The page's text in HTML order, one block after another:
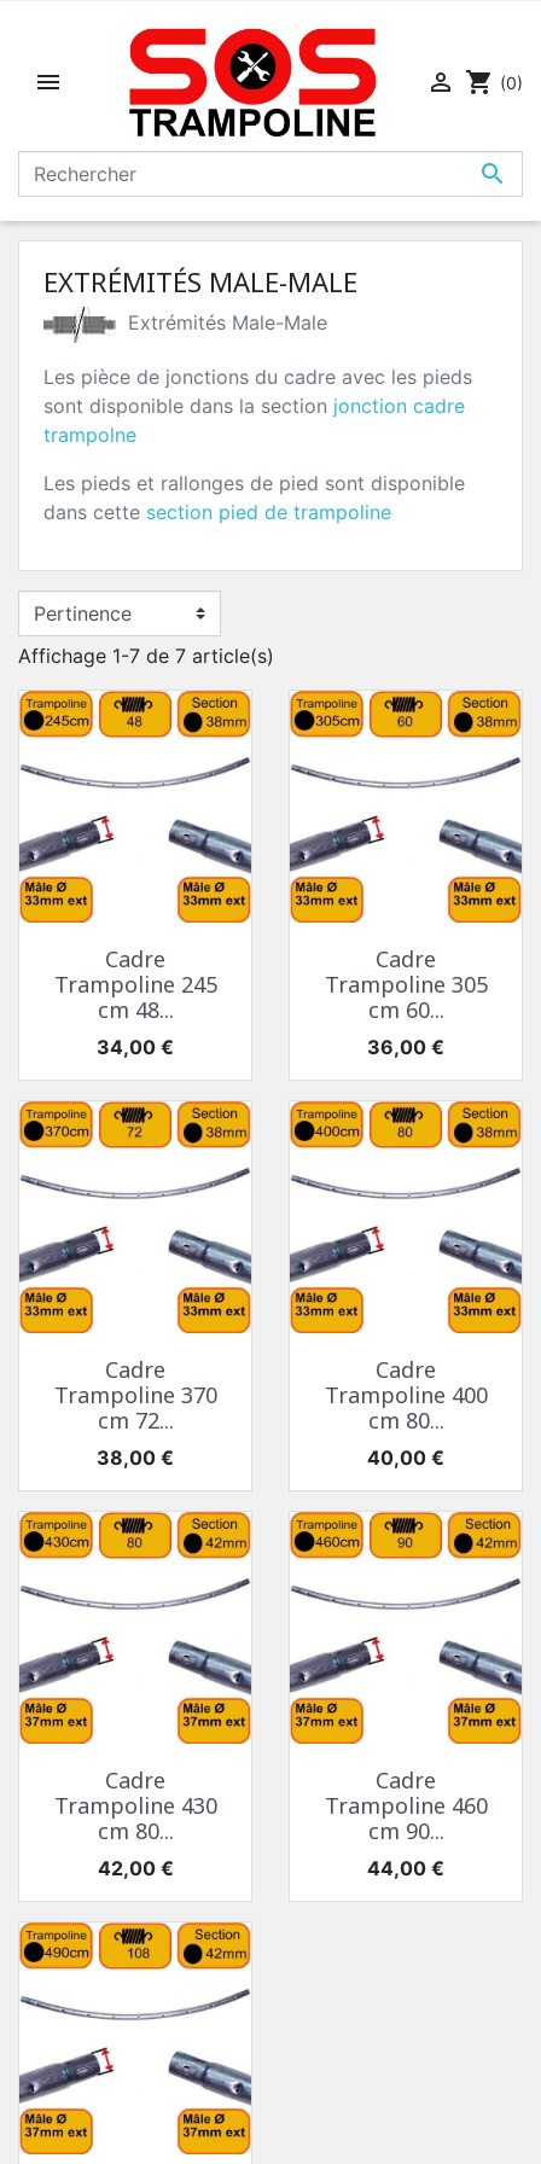


 shopping_cart (0)
EXTRÉMITÉS MALE-MALE
Extrémités Male-Male
Les pièce de jonctions du cadre avec les pieds
sont disponible dans la section jonction cadre
trampolne
Les pieds et rallonges de pied sont disponible
dans cette section pied de trampoline
Affichage 1-7 de 7 article(s)
Cadre
Trampoline 245
cm 48...
Prix
34,00 €
Cadre
Trampoline 305
cm 60...
Prix
36,00 €
Cadre
Trampoline 370
cm 72...
Prix
38,00 €
Cadre
Trampoline 400
cm 80...
Prix
40,00 €
Cadre
Trampoline 430
cm 80...
Prix
42,00 €
Cadre
Trampoline 460
cm 90...
Prix
44,00 €